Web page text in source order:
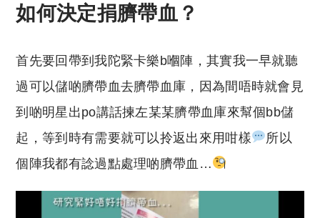
如何決定捐臍帶血？
首先要回帶到我陀緊卡樂b嗰陣，其實我一早就聽
過可以儲啲臍帶血去臍帶血庫，因為間唔時就會見
到啲明星出po講話揀左某某臍帶血庫來幫個bb儲
起，等到時有需要就可以拎返出來用咁樣
所以
個陣我都有諗過點處理啲臍帶血…